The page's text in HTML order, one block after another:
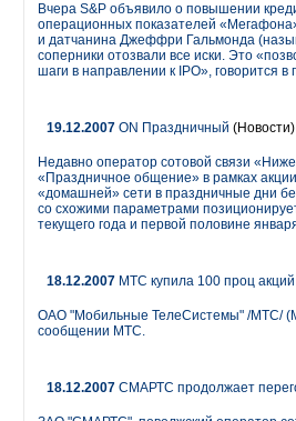
Вчера S&P объявило о повышении
операционных показателей
и датчанина Джеффри Гальмонда
соперники отозвали все иски. Это
шаги в направлении к IPO», говорится в
19.12.2007 ON Праздничный (Новости)
Недавно оператор сотовой связи
«Праздничное общение» в рамках
«домашней» сети в праздничные дни
со схожими параметрами
текущего года и первой половине
18.12.2007 МТС купила 100 проц
ОАО "Мобильные ТелеСистемы" /МТС/
сообщении МТС.
18.12.2007 СМАРТС продолжает